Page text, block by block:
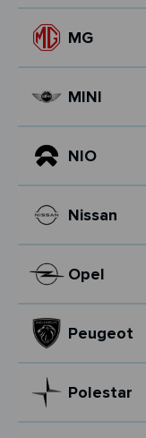
MG
MINI
NIO
Nissan
Opel
Peugeot
Polestar